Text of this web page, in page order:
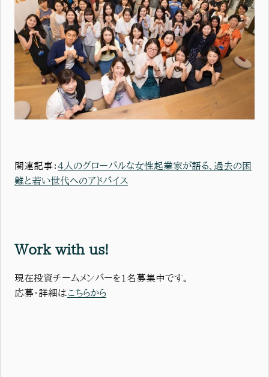
関連記事：4人のグローバルな女性起業家が語る、過去の困
難と若い世代へのアドバイス
Work with us!
現在投資チームメンバーを1名募集中です。
応募・詳細はこちらから